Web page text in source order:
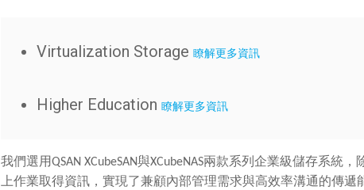
Virtualization Storage 瞭解更多資訊
Higher Education 瞭解更多資訊
我們選用QSAN XCubeSAN與XCubeNAS兩款系列企業級儲存系統，
上作業取得資訊，實現了兼顧內部管理需求與高效率溝通的傳遞